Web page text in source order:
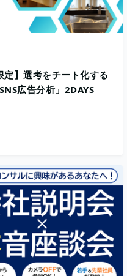
定】選考をチート化する
広告分析」2DAYS